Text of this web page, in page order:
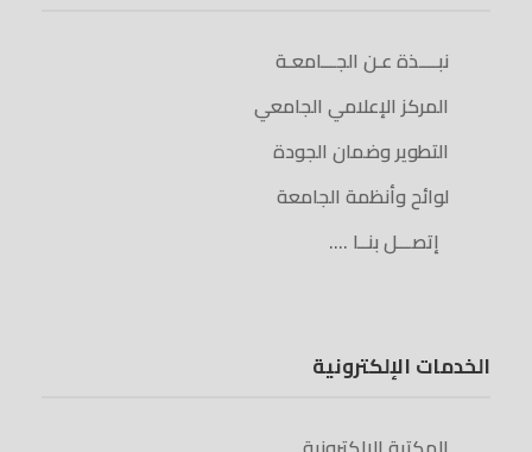
نبــــذة عـن الجـــامعـة
المركز الإعلامي الجامعي
التطوير وضمان الجودة
لوائح وأنظمة الجامعة
إتصـــل بنــا ….
الخدمات الإلكترونية